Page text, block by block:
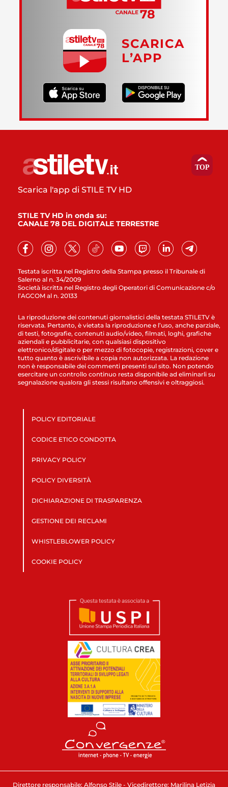
SCARICA
L’APP
Testata iscritta nel Registro della Stampa presso il Tribunale di
Salerno al n. 34/2009
Società iscritta nel Registro degli Operatori di Comunicazione c/o
l’AGCOM al n. 20133
Scarica l'app di STILE TV HD
STILE TV HD in onda su:
CANALE 78 DEL DIGITALE TERRESTRE
La riproduzione dei contenuti giornalistici della testata STILETV è
riservata. Pertanto, è vietata la riproduzione e l’uso, anche parziale,
di testi, fotografie, contenuti audio/video, filmati, loghi, grafiche
aziendali e pubblicitarie, con qualsiasi dispositivo
elettronico/digitale o per mezzo di fotocopie, registrazioni, cover e
tutto quanto è ascrivibile a copia non autorizzata. La redazione
non è responsabile dei commenti presenti sul sito. Non potendo
esercitare un controllo continuo resta disponibile ad eliminarli su
segnalazione qualora gli stessi risultano offensivi e oltraggiosi.
POLICY EDITORIALE
CODICE ETICO CONDOTTA
PRIVACY POLICY
POLICY DIVERSITÀ
DICHIARAZIONE DI TRASPARENZA
GESTIONE DEI RECLAMI
WHISTLEBLOWER POLICY
COOKIE POLICY
Direttore responsabile: Alfonso Stile - Vicedirettore: Marilina Letizia